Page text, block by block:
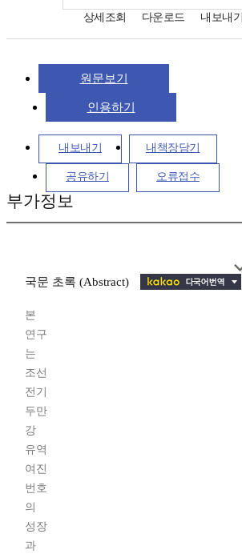
상세조회 다운로드 내보내기
원문보기
인용하기
내보내기 내책장담기
공유하기 오류접수
부가정보
국문 초록 (Abstract)
본
연구
는
조선
전기
두만
강
유역
여진
번호
의
성장
과